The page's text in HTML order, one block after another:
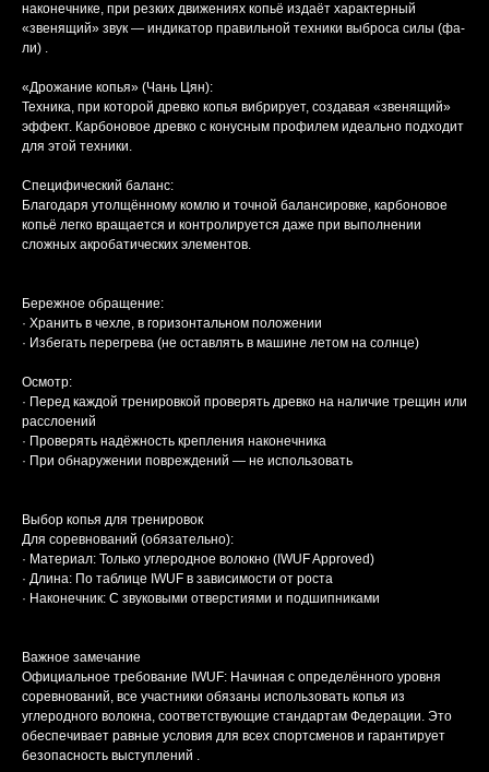
наконечнике, при резких движениях копьё издаёт характерный
«звенящий» звук — индикатор правильной техники выброса силы (фа-
ли) .
«Дрожание копья» (Чань Цян):
Техника, при которой древко копья вибрирует, создавая «звенящий»
эффект. Карбоновое древко с конусным профилем идеально подходит
для этой техники.
Специфический баланс:
Благодаря утолщённому комлю и точной балансировке, карбоновое
копьё легко вращается и контролируется даже при выполнении
сложных акробатических элементов.
Бережное обращение:
· Хранить в чехле, в горизонтальном положении
· Избегать перегрева (не оставлять в машине летом на солнце)
Осмотр:
· Перед каждой тренировкой проверять древко на наличие трещин или
расслоений
· Проверять надёжность крепления наконечника
· При обнаружении повреждений — не использовать
Выбор копья для тренировок
Для соревнований (обязательно):
· Материал: Только углеродное волокно (IWUF Approved)
· Длина: По таблице IWUF в зависимости от роста
· Наконечник: С звуковыми отверстиями и подшипниками
Важное замечание
Официальное требование IWUF: Начиная с определённого уровня
соревнований, все участники обязаны использовать копья из
углеродного волокна, соответствующие стандартам Федерации. Это
обеспечивает равные условия для всех спортсменов и гарантирует
безопасность выступлений .